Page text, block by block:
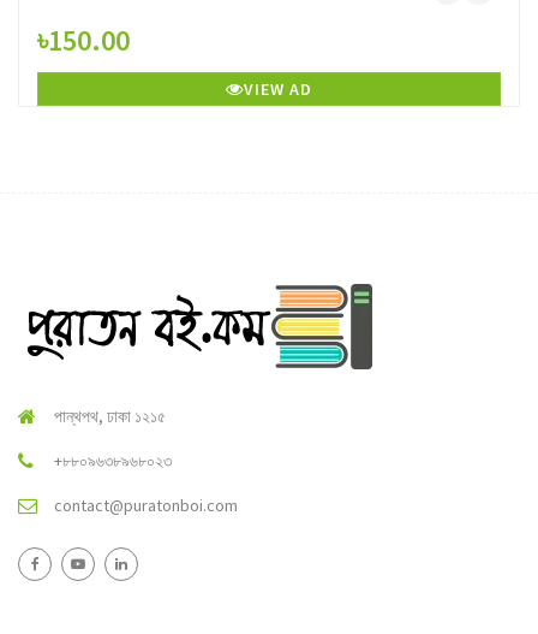
৳150.00
VIEW AD
পান্থপথ, ঢাকা ১২১৫
+৮৮০৯৬৩৮৯৬৮০২৩
contact@puratonboi.com